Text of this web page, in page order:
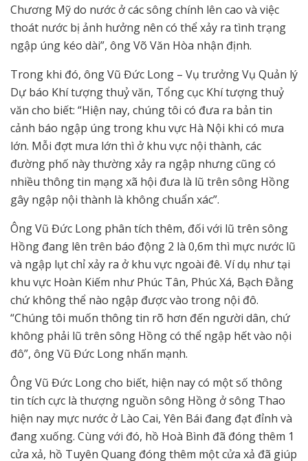
Chương Mỹ do nước ở các sông chính lên cao và việc
thoát nước bị ảnh hưởng nên có thể xảy ra tình trạng
ngập úng kéo dài”, ông Võ Văn Hòa nhận định.
Trong khi đó, ông Vũ Đức Long – Vụ trưởng Vụ Quản lý
Dự báo Khí tượng thuỷ văn, Tổng cục Khí tượng thuỷ
văn cho biết: “Hiện nay, chúng tôi có đưa ra bản tin
cảnh báo ngập úng trong khu vực Hà Nội khi có mưa
lớn. Mỗi đợt mưa lớn thì ở khu vực nội thành, các
đường phố này thường xảy ra ngập nhưng cũng có
nhiều thông tin mạng xã hội đưa là lũ trên sông Hồng
gây ngập nội thành là không chuẩn xác”.
Ông Vũ Đức Long phân tích thêm, đối với lũ trên sông
Hồng đang lên trên báo động 2 là 0,6m thì mực nước lũ
và ngập lụt chỉ xảy ra ở khu vực ngoài đê. Ví dụ như tại
khu vực Hoàn Kiếm như Phúc Tân, Phúc Xá, Bạch Đằng
chứ không thể nào ngập được vào trong nội đô.
“Chúng tôi muốn thông tin rõ hơn đến người dân, chứ
không phải lũ trên sông Hồng có thể ngập hết vào nội
đô”, ông Vũ Đức Long nhấn mạnh.
Ông Vũ Đức Long cho biết, hiện nay có một số thông
tin tích cực là thượng nguồn sông Hồng ở sông Thao
hiện nay mực nước ở Lào Cai, Yên Bái đang đạt đỉnh và
đang xuống. Cùng với đó, hồ Hoà Bình đã đóng thêm 1
cửa xả, hồ Tuyên Quang đóng thêm một cửa xả đã giúp